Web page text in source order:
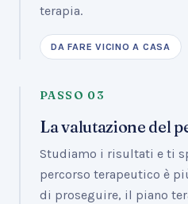
terapia.
DA FARE VICINO A CASA
PASSO 03
La valutazione del
Studiamo i risultati e ti
percorso terapeutico è
di proseguire, il piano